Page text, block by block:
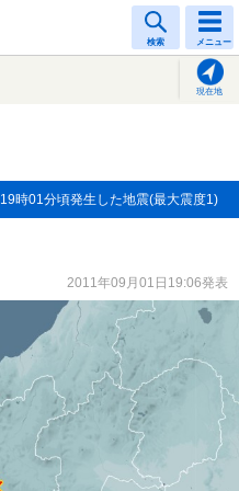
検索 メニュー
現在地
19時01分頃発生した地震(最大震度1)
2011年09月01日19:06発表